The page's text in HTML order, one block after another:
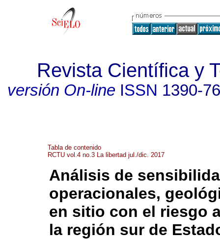
Revista Científica y
versión On-lineISSN 1390-
Tabla de contenido
RCTU vol.4 no.3 La libertad jul./dic. 2017
Análisis de
operacionales,
en sitio con el riesgo
la región sur de